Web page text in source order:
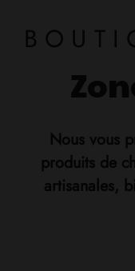
Nous vous
produits de
artisanales,